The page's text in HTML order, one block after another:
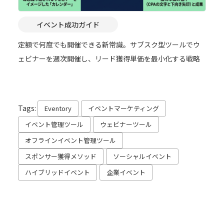
イベント成功ガイド
定額で何度でも開催できる新常識。サブスク型ツールでウ
ェビナーを週次開催し、リード獲得単価を最小化する戦略
Tags: Eventory
イベントマーケティング
イベント管理ツール
ウェビナーツール
オフラインイベント管理ツール
スポンサー獲得メソッド
ソーシャルイベント
ハイブリッドイベント
企業イベント